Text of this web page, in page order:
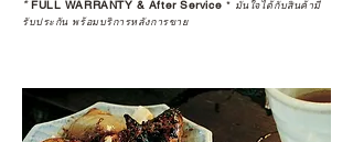
* FULL WARRANTY & After Service * มั่นใจได้กับสินค้ามี
รับประกัน พร้อมบริการหลังการขาย